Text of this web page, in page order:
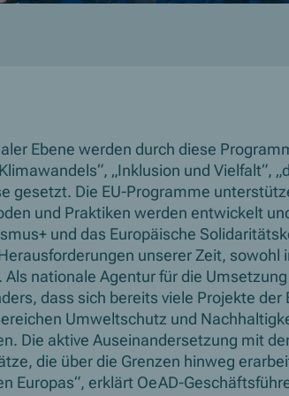
Ebene werden durch diese
„Inklusion und Vielfalt“,
gesetzt. Die EU-Programme
und Praktiken werden entwickelt
und das Europäische
unserer Zeit, sowohl
nationale Agentur für die
dass sich bereits viele Projekte der
Umweltschutz und
Die aktive Auseinandersetzung mit
die über die Grenzen hinweg
Europas“, erklärt OeAD-